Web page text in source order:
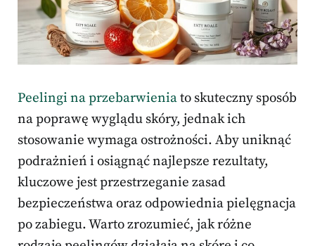
Peelingi na przebarwieniato skuteczny sposób
na poprawę wyglądu skóry, jednak ich
stosowanie wymaga ostrożności. Aby uniknąć
podrażnień i osiągnąć najlepsze rezultaty,
kluczowe jest przestrzeganie zasad
bezpieczeństwa oraz odpowiednia pielęgnacja
po zabiegu. Warto zrozumieć, jak różne